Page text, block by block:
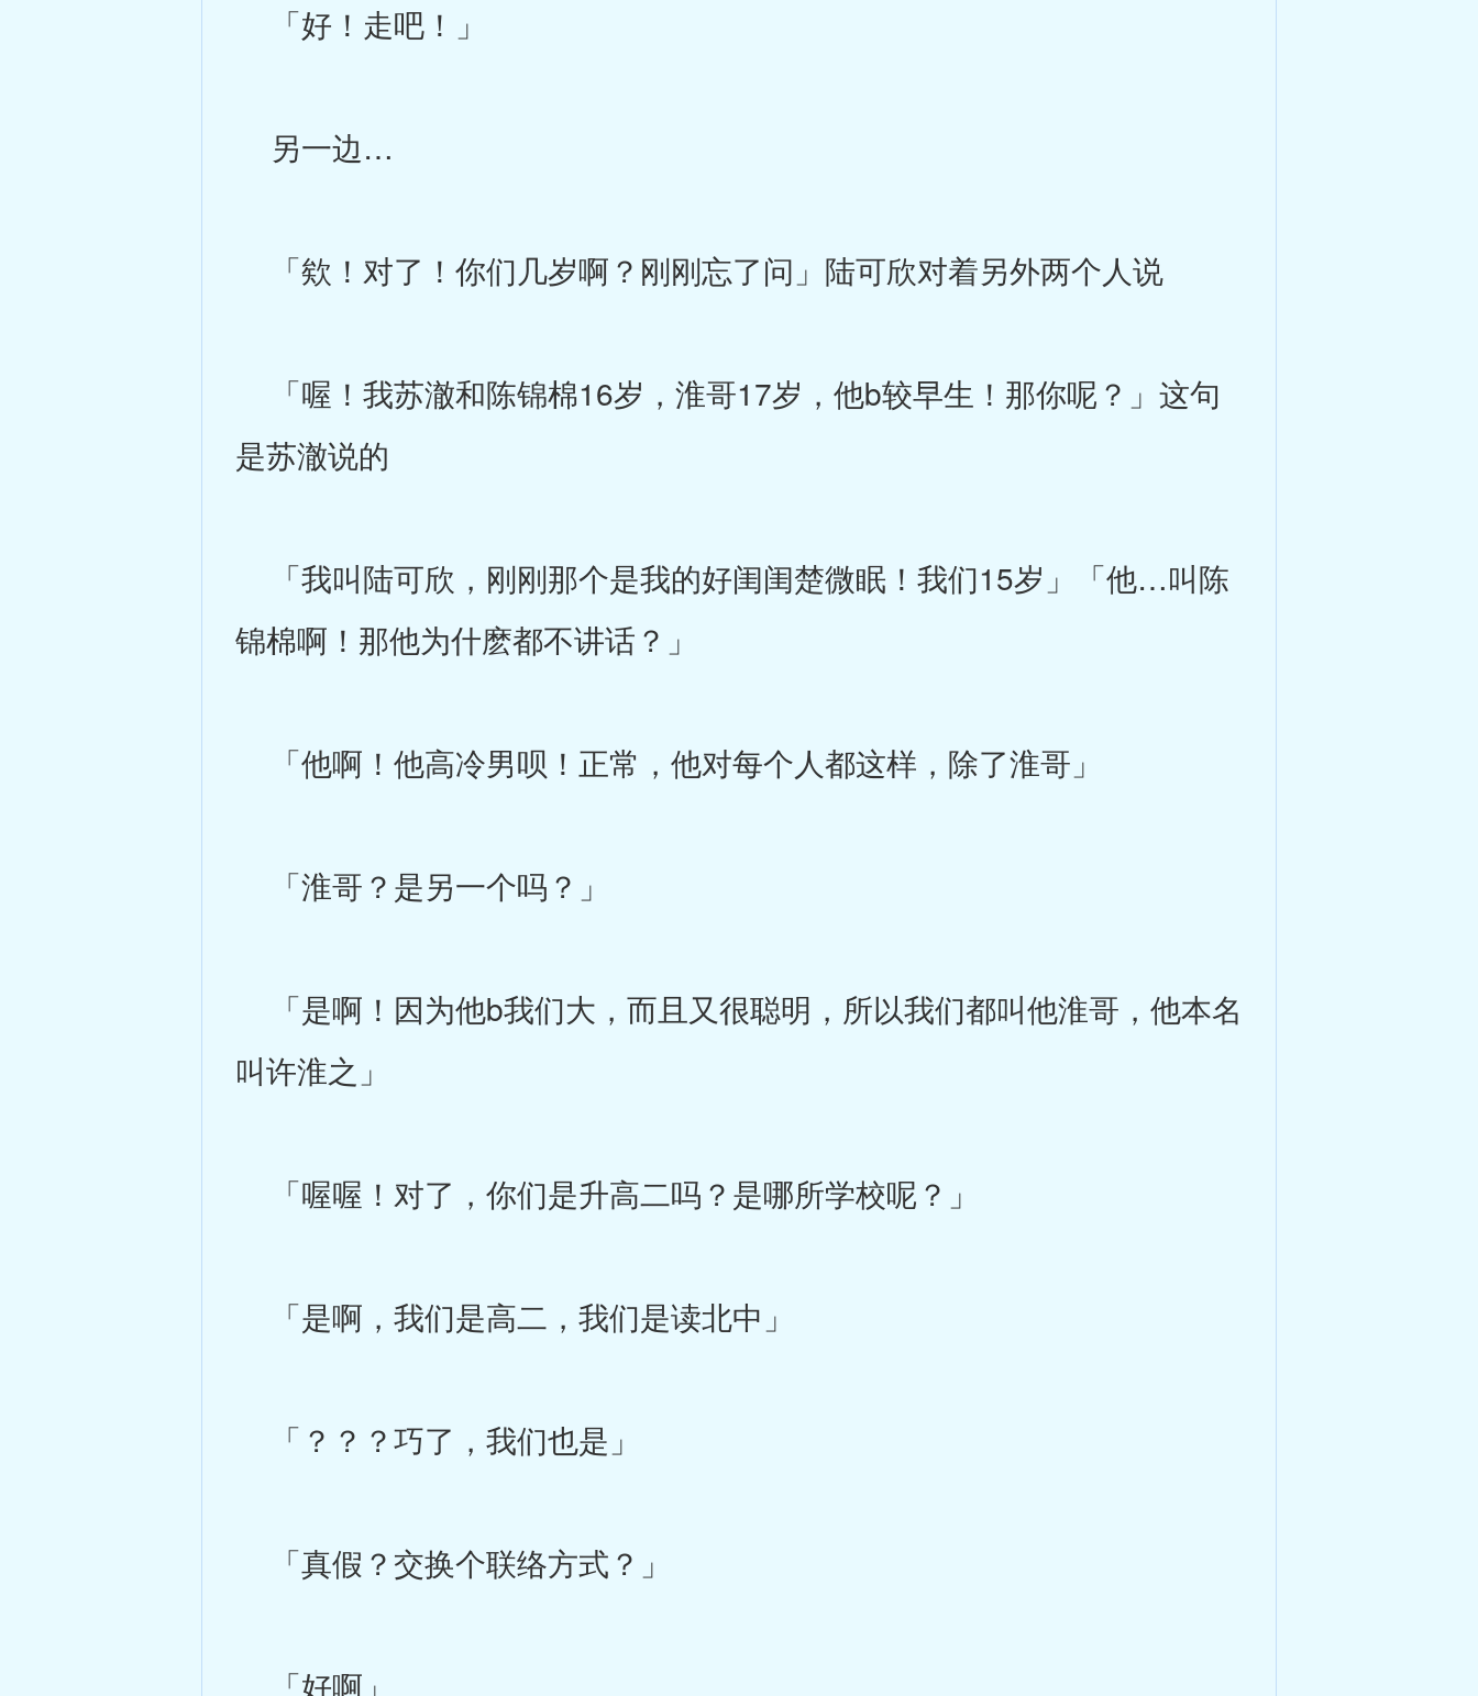
「好！走吧！」
另一边…
「欸！对了！你们几岁啊？刚刚忘了问」陆可欣对着另外两个人说
「喔！我苏澈和陈锦棉16岁，淮哥17岁，他b较早生！那你呢？」这句
是苏澈说的
「我叫陆可欣，刚刚那个是我的好闺闺楚微眠！我们15岁」「他…叫陈
锦棉啊！那他为什麽都不讲话？」
「他啊！他高冷男呗！正常，他对每个人都这样，除了淮哥」
「淮哥？是另一个吗？」
「是啊！因为他b我们大，而且又很聪明，所以我们都叫他淮哥，他本名
叫许淮之」
「喔喔！对了，你们是升高二吗？是哪所学校呢？」
「是啊，我们是高二，我们是读北中」
「？？？巧了，我们也是」
「真假？交换个联络方式？」
「好啊」